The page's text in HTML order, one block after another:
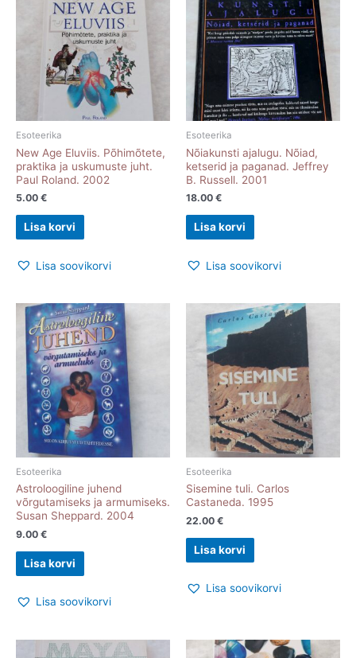
Esoteerika
New Age Eluviis. Põhimõtete,
praktika ja uskumuste juht.
Paul Roland. 2002
5.00 €
Lisa korvi
Lisa soovikorvi
Esoteerika
Nõiakunsti ajalugu. Nõiad,
ketserid ja paganad. Jeffrey
B. Russell. 2001
18.00 €
Lisa korvi
Lisa soovikorvi
Esoteerika
Astroloogiline juhend
võrgutamiseks ja armumiseks.
Susan Sheppard. 2004
9.00 €
Lisa korvi
Lisa soovikorvi
Esoteerika
Sisemine tuli. Carlos
Castaneda. 1995
22.00 €
Lisa korvi
Lisa soovikorvi